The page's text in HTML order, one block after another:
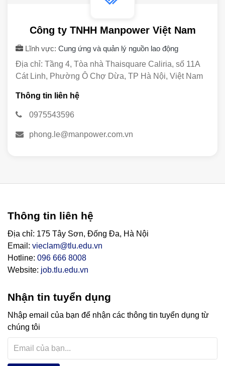
Công ty TNHH Manpower Việt Nam
Lĩnh vực: Cung ứng và quản lý nguồn lao động
Địa chỉ: Tầng 4, Tòa nhà Thaisquare Caliria, số 11A
Cát Linh, Phường Ô Chợ Dừa, TP Hà Nội, Việt Nam
Thông tin liên hệ
0975543596
phong.le@manpower.com.vn
Thông tin liên hệ
Địa chỉ: 175 Tây Sơn, Đống Đa, Hà Nội
Email: vieclam@tlu.edu.vn
Hotline: 096 666 8008
Website: job.tlu.edu.vn
Nhận tin tuyển dụng
Nhập email của bạn để nhận các thông tin tuyển dụng từ
chúng tôi